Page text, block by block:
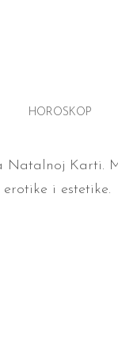
HOROSKOP